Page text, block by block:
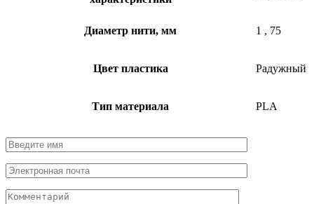
Диаметр нити, мм 1 , 75
Цвет пластика Радужный
Тип материала PLA